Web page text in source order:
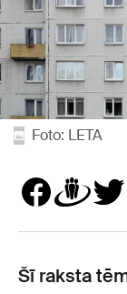
Foto: LETA
Šī raksta